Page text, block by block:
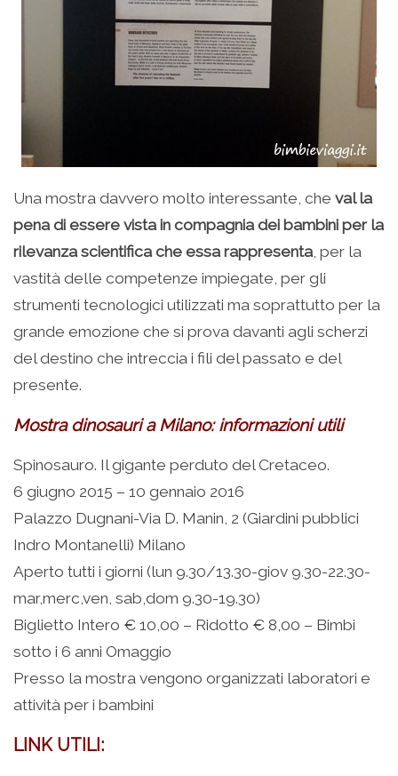
Una mostra davvero molto interessante, che val la
pena di essere vista in compagnia dei bambini per la
rilevanza scientifica che essa rappresenta, per la
vastità delle competenze impiegate, per gli
strumenti tecnologici utilizzati ma soprattutto per la
grande emozione che si prova davanti agli scherzi
del destino che intreccia i fili del passato e del
presente.
Mostra dinosauri a Milano: informazioni utili
Spinosauro. Il gigante perduto del Cretaceo.
6 giugno 2015 – 10 gennaio 2016
Palazzo Dugnani-Via D. Manin, 2 (Giardini pubblici
Indro Montanelli) Milano
Aperto tutti i giorni (lun 9.30/13.30-giov 9.30-22.30-
mar,merc,ven, sab,dom 9.30-19.30)
Biglietto Intero € 10,00 – Ridotto € 8,00 – Bimbi
sotto i 6 anni Omaggio
Presso la mostra vengono organizzati laboratori e
attività per i bambini
LINK UTILI: